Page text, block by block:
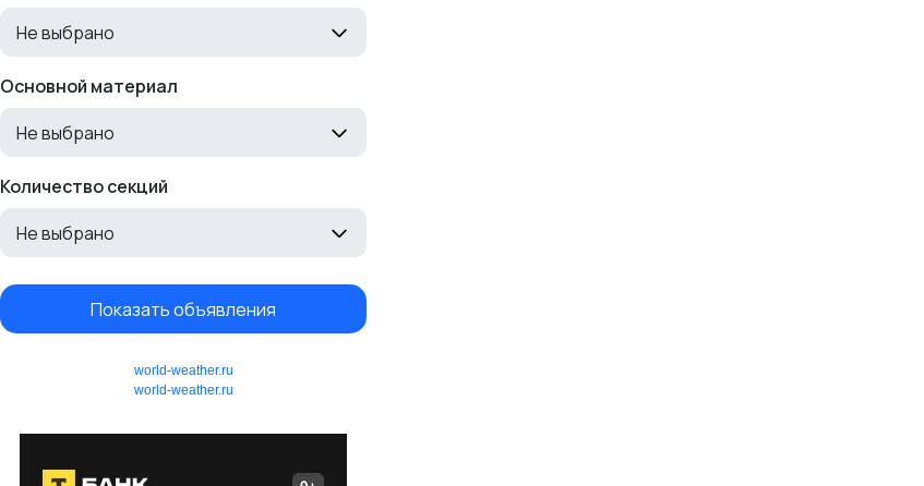
Не выбрано
Основной материал
Не выбрано
Количество секций
Не выбрано
Показать объявления
world-weather.ru
world-weather.ru